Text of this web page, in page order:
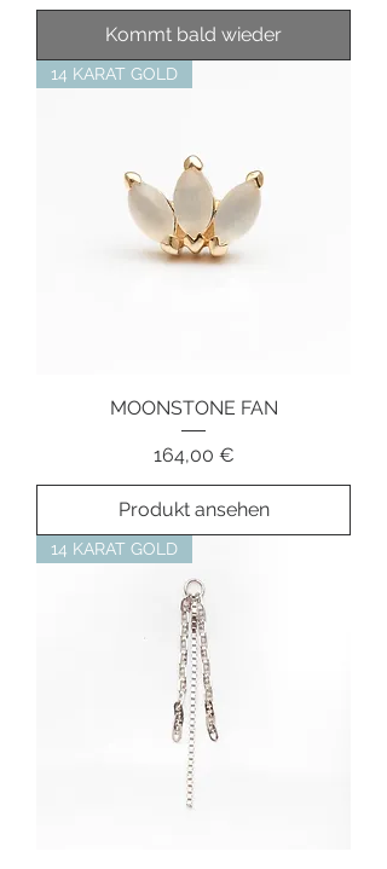
Kommt bald wieder
14 KARAT GOLD
MOONSTONE FAN
Preis
164,00 €
Produkt ansehen
14 KARAT GOLD